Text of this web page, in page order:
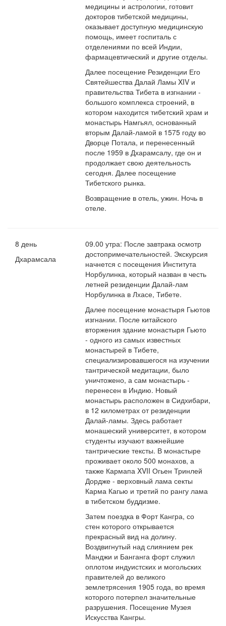
медицины и астрологии, готовит
докторов тибетской медицины,
оказывает доступную медицинскую
помощь, имеет госпиталь с
отделениями по всей Индии,
фармацевтический и другие отделы.
Далее посещение Резиденции Его
Святейшества Далай Ламы XIV и
правительства Тибета в изгнании -
большого комплекса строений, в
котором находится тибетский храм и
монастырь Намгьял, основанный
вторым Далай-ламой в 1575 году во
Дворце Потала, и перенесенный
после 1959 в Дхарамсалу, где он и
продолжает свою деятельность
сегодня. Далее посещение
Тибетского рынка.
Возвращение в отель, ужин. Ночь в
отеле.
8 день
Дхарамсала
09.00 утра: После завтрака осмотр
достопримечательностей. Экскурсия
начнется с посещения Института
Норбулинка, который назван в честь
летней резиденции Далай-лам
Норбулинка в Лхасе, Тибете.
Далее посещение монастыря Гьютов
изгнании. После китайского
вторжения здание монастыря Гьюто
- одного из самых известных
монастырей в Тибете,
специализировавшегося на изучении
тантрической медитации, было
уничтожено, а сам монастырь -
перенесен в Индию. Новый
монастырь расположен в Сидхибари,
в 12 километрах от резиденции
Далай-ламы. Здесь работает
монашеский университет, в котором
студенты изучают важнейшие
тантрические тексты. В монастыре
проживает около 500 монахов, а
также Кармапа XVII Огьен Тринлей
Дордже - верховный лама секты
Карма Кагью и третий по рангу лама
в тибетском буддизме.
Затем поездка в Форт Кангра, со
стен которого открывается
прекрасный вид на долину.
Воздвигнутый над слиянием рек
Манджи и Банганга форт служил
оплотом индуистских и могольских
правителей до великого
землетрясения 1905 года, во время
которого потерпел значительные
разрушения. Посещение Музея
Искусства Кангры.